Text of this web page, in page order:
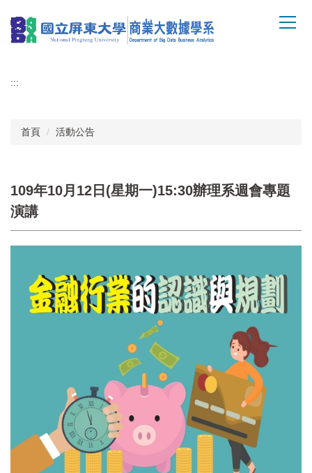
到
主
容
:::
首頁 活動公告
109年10月12日(星期一)15:30辦理系週會專題
演講